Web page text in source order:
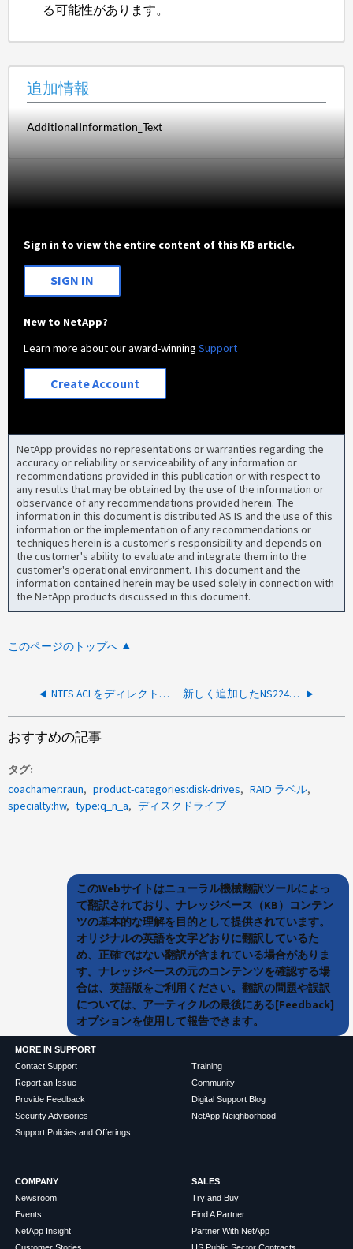
る可能性があります。
追加情報
AdditionalInformation_Text
Sign in to view the entire content of this KB article.
SIGN IN
New to NetApp?
Learn more about our award-winningSupport
Create Account
NetApp provides no representations or warranties regarding the
accuracy or reliability or serviceability of any information or
recommendations provided in this publication or with respect to
any results that may be obtained by the use of the information or
observance of any recommendations provided herein. The
information in this document is distributed AS IS and the use of this
information or the implementation of any recommendations or
techniques herein is a customer's responsibility and depends on
the customer's ability to evaluate and integrate them into the
customer's operational environment. This document and the
information contained herein may be used solely in connection with
the NetApp products discussed in this document.
このページのトップへ
NTFS ACLをディレクトリ構造全体に適用するのに時間がかかるのはなぜですか。 新しく追加したNS224シェルフのスタックIDがクラスタに表示されないのはなぜですか。
おすすめの記事
タグ
coachamer:raun
product-categories:disk-drives
RAID ラベル
specialty:hw
type:q_n_a ディスクドライブ
このWebサイトはニューラル機械翻訳ツールによっ
て翻訳されており、ナレッジベース（KB）コンテン
ツの基本的な理解を目的として提供されています。
オリジナルの英語を文字どおりに翻訳しているた
め、正確ではない翻訳が含まれている場合がありま
す。ナレッジベースの元のコンテンツを確認する場
合は、英語版をご利用ください。翻訳の問題や誤訳
については、アーティクルの最後にある[Feedback]
オプションを使用して報告できます。
MORE IN SUPPORT
Contact Support
Report an Issue
Provide Feedback
Security Advisories
Support Policies and Offerings
Training
Community
Digital Support Blog
NetApp Neighborhood
COMPANY
Newsroom
Events
NetApp Insight
SALES
Try and Buy
Find A Partner
Partner With NetApp